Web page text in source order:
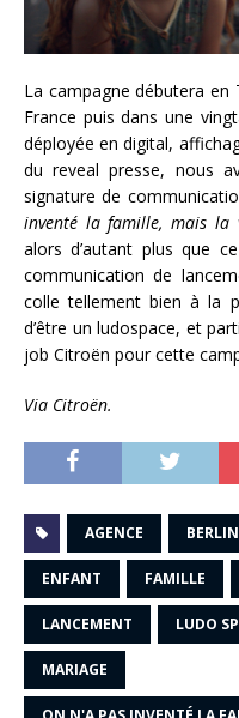
La campagne débutera
France puis dans une
déployée en digital,
du reveal presse, nous
signature de
inventé la famille, mais la
alors d’autant plus que
communication de
colle tellement bien à la
d’être un ludospace, et
job Citroën pour cette
Via Citroën.
AGENCE
ENFANT FAMILLE
LANCEMENT LUDO
MARIAGE